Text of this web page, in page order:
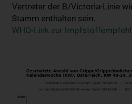
Vertreter der B/Victoria-Linie
Stamm enthalten sein.
WHO-Link zur